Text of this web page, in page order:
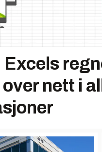
Excels
over nett i